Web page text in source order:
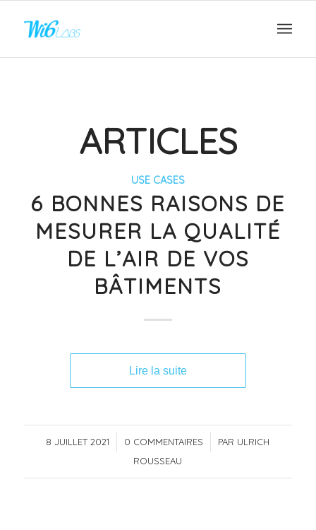
ARTICLES
USE CASES
6 BONNES RAISONS DE
MESURER LA QUALITÉ
DE L’AIR DE VOS
BÂTIMENTS
Lire la suite
8 JUILLET 2021
/ 0 COMMENTAIRES
/ PAR ULRICH
ROUSSEAU